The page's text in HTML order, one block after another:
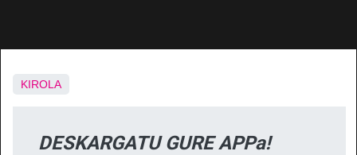
KIROLA
DESKARGATU GURE APPa!